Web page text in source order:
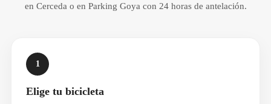
en Cerceda o en Parking Goya con 24 horas de antelación.
1
Elige tu bicicleta